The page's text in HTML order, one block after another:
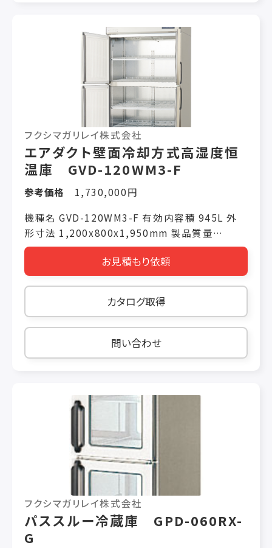
フクシマガリレイ株式会社
エアダクト壁面冷却方式高湿度恒
温庫 GVD-120WM3-F
参考価格
1,730,000円
機種名 GVD-120WM3-F 有効内容積 945L 外
形寸法 1,200x800x1,950mm 製品質量
155kg 電源仕様 単相100V 冷却時消費電力
(50/60Hz) 410W/425W 霜取り時消費電力
(50/60Hz) 510W/510W 冷媒(冷蔵室/冷凍室)
R448A
お見積もり依頼
カタログ取得
問い合わせ
フクシマガリレイ株式会社
パススルー冷蔵庫 GPD-060RX-
G